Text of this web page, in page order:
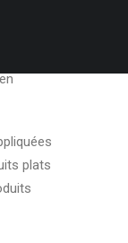
de
plats